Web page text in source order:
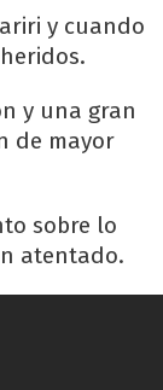
y cuando
y una gran
de mayor
sobre lo
atentado.